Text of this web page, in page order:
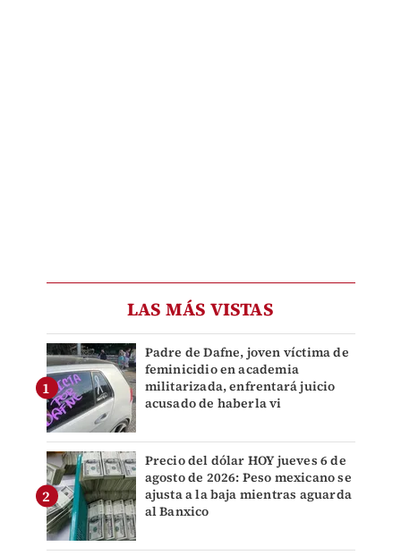
LAS MÁS VISTAS
Padre de Dafne, joven víctima de
feminicidio en academia
militarizada, enfrentará juicio
acusado de haberla vi
Precio del dólar HOY jueves 6 de
agosto de 2026: Peso mexicano se
ajusta a la baja mientras aguarda
al Banxico